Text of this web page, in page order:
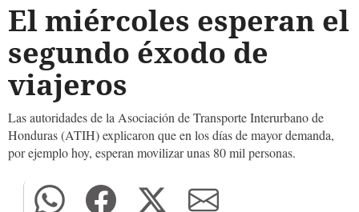
El miércoles esperan el
segundo éxodo de
viajeros
Las autoridades de la Asociación de Transporte Interurbano de
Honduras (ATIH) explicaron que en los días de mayor demanda,
por ejemplo hoy, esperan movilizar unas 80 mil personas.